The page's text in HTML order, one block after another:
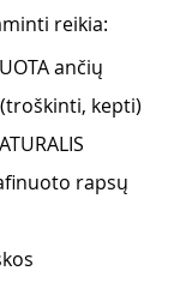
reikia:
ančių
kepti)
rapsų